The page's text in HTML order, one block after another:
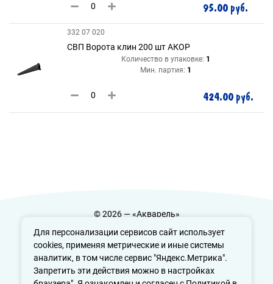
Для персонализации сервисов сайт использует
cookies, применяя метрические и иные системы
аналитик, в том числе сервис "Яндекс.Метрика".
Запретить эти действия можно в настройках
95.00 руб.
332 07 020
СВП Ворота клин 200 шт АКОР
Количество в упаковке: 1
Мин. партия: 1
424.00 руб.
© 2026 — «Акварель»
Политика конфиденциальности